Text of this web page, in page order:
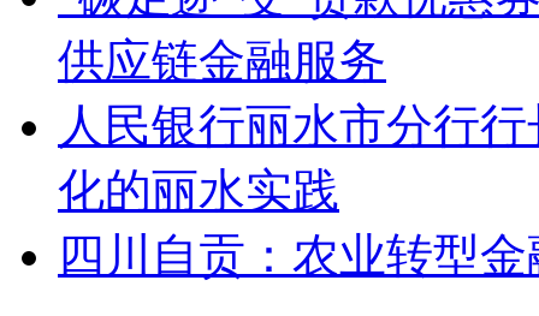
供应链金融服务
人民银行丽水市分行
化的丽水实践
四川自贡：农业转型